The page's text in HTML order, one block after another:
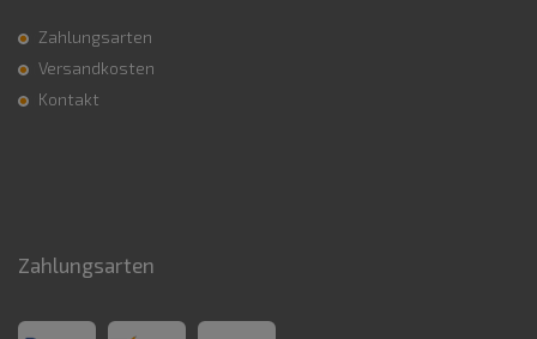
Zahlungsarten
Versandkosten
Kontakt
Zahlungsarten